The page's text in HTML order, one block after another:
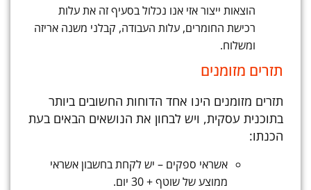
הוצאות ייצור אזי אנו נכלול בסעיף זה את עלות
רכישת החומרים, עלות העבודה, קבלני משנה אריזה
ומשלוח.
תזרים מזומנים
תזרים מזומנים הינו אחד הדוחות החשובים ביותר
בתוכנית עסקית, ויש לבחון את הנושאים הבאים בעת
הכנתו:
אשראי ספקים – יש לקחת בחשבון אשראי
ממוצע של שוטף + 30 יום.